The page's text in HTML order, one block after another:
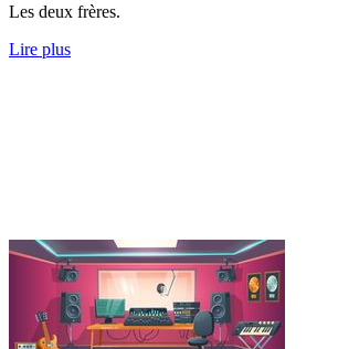
Les deux frères.
Lire plus